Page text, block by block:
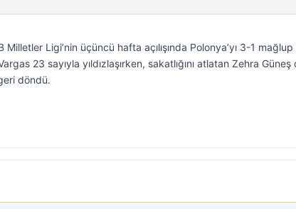
Milletler Ligi’nin üçüncü hafta açılışında Polonya’yı 3-1 mağlup
23 sayıyla yıldızlaşırken, sakatlığını atlatan Zehra Güneş
döndü.